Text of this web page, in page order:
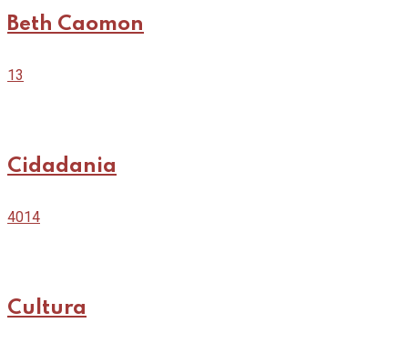
Beth Caomon
13
Cidadania
4014
Cultura